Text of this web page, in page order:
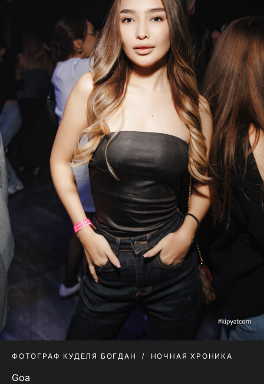
ФОТОГРАФ КУДЕЛЯ БОГДАН НОЧНАЯ ХРОНИКА
Goa